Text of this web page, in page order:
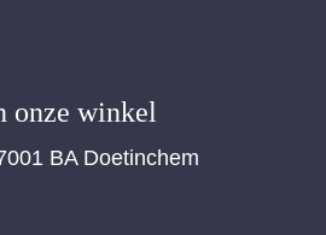
onze winkel
BA Doetinchem